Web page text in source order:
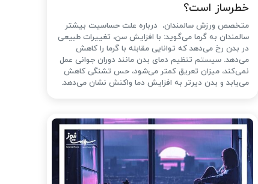
خطرساز است؟
متخصص ورزش سالمندان، درباره علت حساسیت بیشتر
سالمندان به گرما می‌گوید: با افزایش سن، تغییرات طبیعی
در بدن رخ می‌دهد که توانایی مقابله با گرما را کاهش
می‌دهد. سیستم تنظیم دمای بدن مانند دوران جوانی عمل
نمی‌کند، میزان تعریق کمتر می‌شود، حس تشنگی کاهش
می‌یابد و بدن دیرتر به افزایش دما واکنش نشان می‌دهد.